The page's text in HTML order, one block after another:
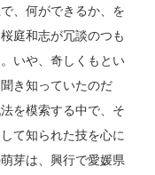
、何ができるか、を
庭和志が冗談のつも
いや、奇しくもとい
き知っていたのだ
を模索する中で、そ
て知られた技を心に
芽は、興行で愛媛県